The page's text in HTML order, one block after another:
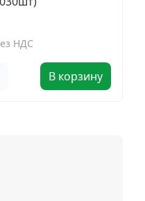
НДС
В корзину